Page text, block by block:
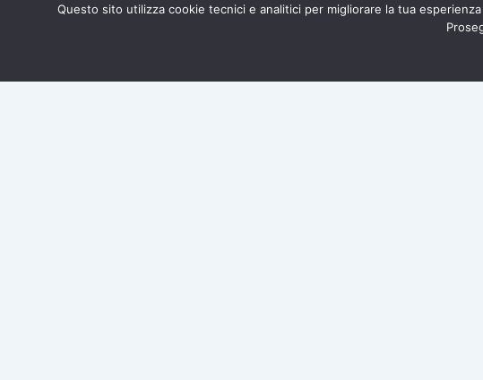
Iscriviti gratuitamente e difendi
Questo sito utilizza cookie tecnici e analitici per migliorare la tua